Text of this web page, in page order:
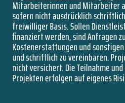
Mitarbeiterinnen und Mitarbeiter
sofern nicht ausdrücklich
freiwilliger Basis. Sollen
finanziert werden, sind Anfragen
Kostenerstattungen und
und schriftlich zu vereinbaren.
nicht versichert. Die Teilnahme
Projekten erfolgen auf eigenes